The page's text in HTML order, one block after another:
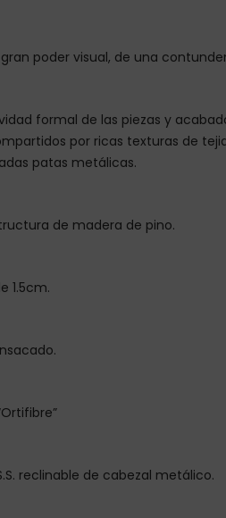
poder visual, de una
formal de las piezas y
por ricas texturas de
patas metálicas.
de madera de pino.
1.5cm.
reclinable de cabezal metálico.